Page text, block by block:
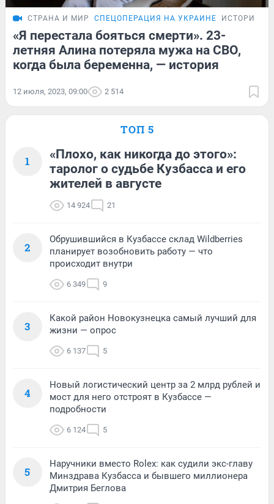
СТРАНА И МИР СПЕЦОПЕРАЦИЯ НА УКРАИНЕ ИСТОРИИ
«Я перестала бояться смерти». 23-
летняя Алина потеряла мужа на СВО,
когда была беременна, — история
12 июля, 2023, 09:00 2 514
ТОП 5
1
«Плохо, как никогда до этого»:
таролог о судьбе Кузбасса и его
жителей в августе
14 924 21
2
Обрушившийся в Кузбассе склад Wildberries
планирует возобновить работу — что
происходит внутри
6 349 9
3
Какой район Новокузнецка самый лучший для
жизни — опрос
6 137 5
4
Новый логистический центр за 2 млрд рублей и
мост для него отстроят в Кузбассе —
подробности
6 124 5
5
Наручники вместо Rolex: как судили экс-главу
Минздрава Кузбасса и бывшего миллионера
Дмитрия Беглова